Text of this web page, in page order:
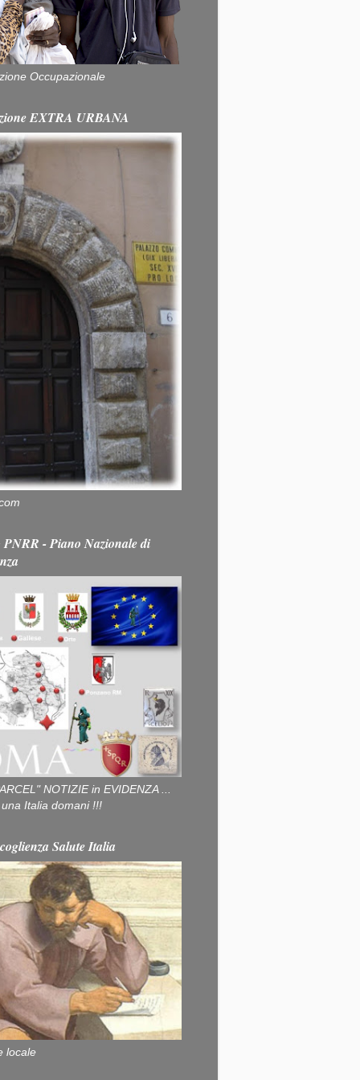
Occupazionale
EXTRA URBANA
- Piano Nazionale di
NOTIZIE in EVIDENZA ...
Italia domani !!!
Salute Italia
locale